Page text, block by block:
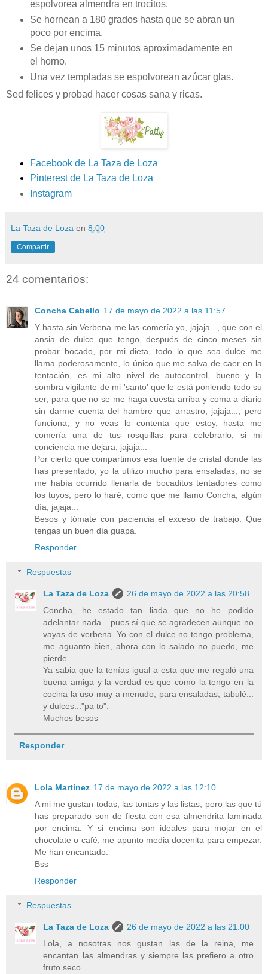
espolvorea almendra en trocitos.
Se hornean a 180 grados hasta que se abran un
poco por encima.
Se dejan unos 15 minutos aproximadamente en
el horno.
Una vez templadas se espolvorean azúcar glas.
Sed felices y probad hacer cosas sana y ricas.
Facebook de La Taza de Loza
Pinterest de La Taza de Loza
Instagram
La Taza de Loza en 8:00
Compartir
24 comentarios:
Concha Cabello 17 de mayo de 2022 a las 11:57
Y hasta sin Verbena me las comería yo, jajaja..., que con el
ansia de dulce que tengo, después de cinco meses sin
probar bocado, por mi dieta, todo lo que sea dulce me
llama poderosamente, lo único que me salva de caer en la
tentación, es mi alto nivel de autocontrol, bueno y la
sombra vigilante de mi 'santo' que le está poniendo todo su
ser, para que no se me haga cuesta arriba y coma a diario
sin darme cuenta del hambre que arrastro, jajaja..., pero
funciona, y no veas lo contenta que estoy, hasta me
comería una de tus rosquillas para celebrarlo, si mi
conciencia me dejara, jajaja...
Por cierto que compartimos esa fuente de cristal donde las
has presentado, yo la utilizo mucho para ensaladas, no se
me había ocurrido llenarla de bocaditos tentadores como
los tuyos, pero lo haré, como que me llamo Concha, algún
día, jajaja...
Besos y tómate con paciencia el exceso de trabajo. Que
tengas un buen día guapa.
Responder
Respuestas
La Taza de Loza
26 de mayo de 2022 a las 20:58
Concha, he estado tan liada que no he podido
adelantar nada... pues sí que se agradecen aunque no
vayas de verbena. Yo con el dulce no tengo problema,
me aguanto bien, ahora con lo salado no puedo, me
pierde.
Ya sabia que la tenías igual a esta que me regaló una
buena amiga y la verdad es que como la tengo en la
cocina la uso muy a menudo, para ensaladas, tabulé...
y dulces..."pa to".
Muchos besos
Responder
Lola Martínez 17 de mayo de 2022 a las 12:10
A mi me gustan todas, las tontas y las listas, pero las que tú
has preparado son de fiesta con esa almendrita laminada
por encima. Y si encima son ideales para mojar en el
chocolate o café, me apunto media docenita para empezar.
Me han encantado.
Bss
Responder
Respuestas
La Taza de Loza
26 de mayo de 2022 a las 21:00
Lola, a nosotras nos gustan las de la reina, me
encantan las almendras y siempre las prefiero a otro
fruto seco.